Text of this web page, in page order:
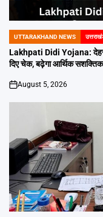
POSTED
IN
UTTARAKHAND NEWS
Lakhpati Didi Yojana:
दिए चेक, बढ़ेगा आर्थिक
on
August 5, 2026